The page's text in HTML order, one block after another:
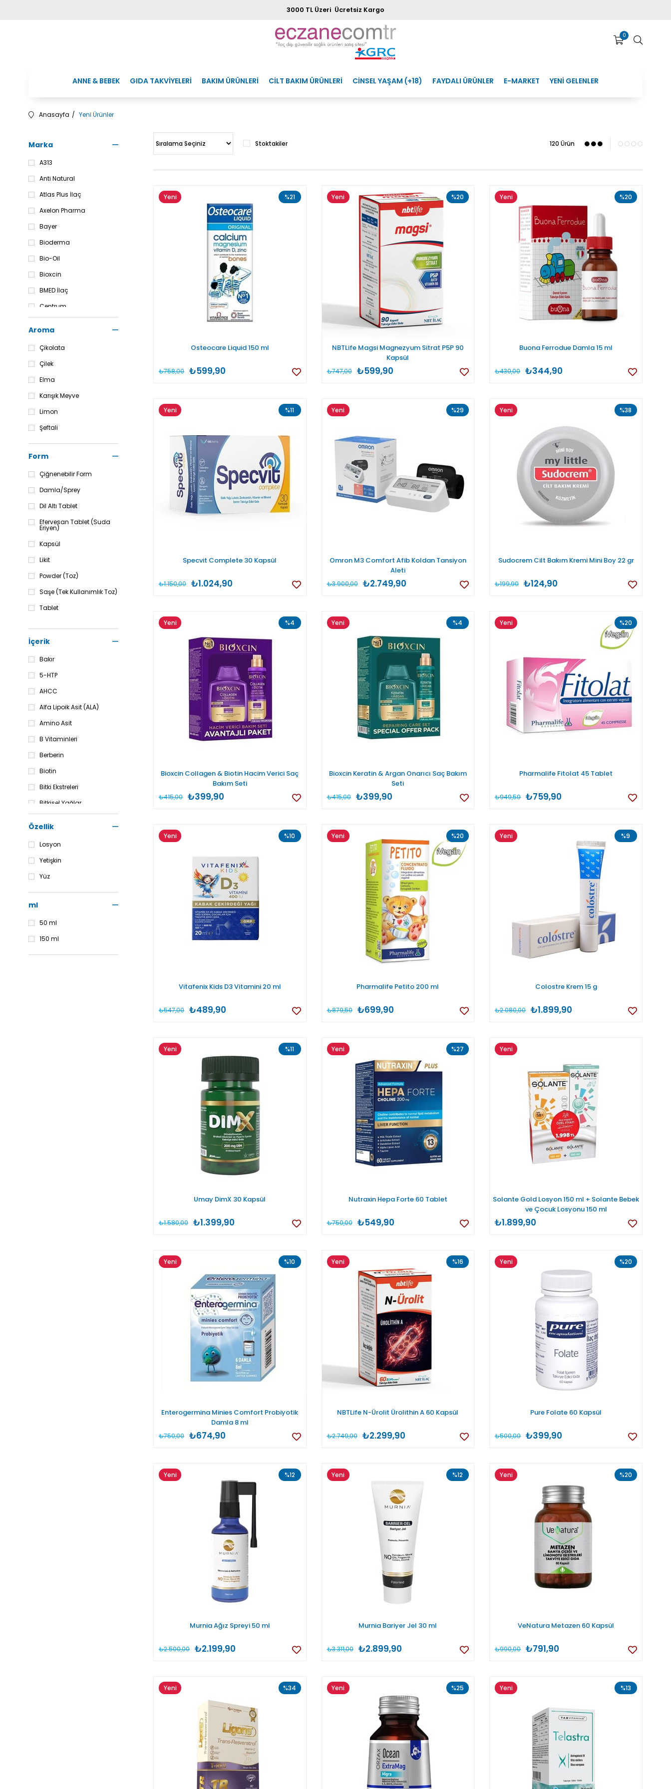
3000 TL Üzeri Ücretsiz Kargo
0
ANNE & BEBEK GIDA TAKVİYELERİ BAKIM ÜRÜNLERİ CİLT BAKIM ÜRÜNLERİ CİNSEL YAŞAM (+18) FAYDALI ÜRÜNLER E-MARKET YENİ GELENLER
Anasayfa Yeni Ürünler
Marka
A313
Anti Natural
Atlas Plus İlaç
Axelon Pharma
Bayer
Bioderma
Bio-Oil
Bioxcin
BMED İlaç
Centrum
Cronos Pharma
Direct Nexus
Aroma
Çikolata
Çilek
Elma
Karışık Meyve
Limon
Şeftali
Form
Çiğnenebilir Form
Damla/Sprey
Dil Altı Tablet
Efervesan Tablet (Suda
Eriyen)
Kapsül
Likit
Powder (Toz)
Saşe (Tek Kullanımlık Toz)
Tablet
İçerik
Bakır
5-HTP
AHCC
Alfa Lipoik Asit (ALA)
Amino Asit
B Vitaminleri
Berberin
Biotin
Bitki Ekstreleri
Bitkisel Yağlar
C Vitamini
Cranberry
Özellik
Losyon
Yetişkin
Yüz
ml
50 ml
150 ml
Stoktakiler 120 Ürün
Osteocare Liquid 150 ml
₺599,90
₺758,00
%21
Yeni
NBTLife Magsi Magnezyum Sitrat P5P 90
Kapsül
₺599,90
₺747,00
%20
Yeni
Buona Ferrodue Damla 15 ml
₺344,90
₺430,00
%20
Yeni
Specvit Complete 30 Kapsül
₺1.024,90
₺1.150,00
%11
Yeni
Omron M3 Comfort Afib Koldan Tansiyon
Aleti
₺2.749,90
₺3.900,00
%29
Yeni
Sudocrem Cilt Bakım Kremi Mini Boy 22 gr
₺124,90
₺199,90
%38
Yeni
Bioxcin Collagen & Biotin Hacim Verici Saç
Bakım Seti
₺399,90
₺415,00
%4
Yeni
Bioxcin Keratin & Argan Onarıcı Saç Bakım
Seti
₺399,90
₺415,00
%4
Yeni
Pharmalife Fitolat 45 Tablet
₺759,90
₺949,50
%20
Yeni
Vitafenix Kids D3 Vitamini 20 ml
₺489,90
₺547,00
%10
Yeni
Pharmalife Petito 200 ml
₺699,90
₺879,50
%20
Yeni
Colostre Krem 15 g
₺1.899,90
₺2.080,00
%9
Yeni
Umay DimX 30 Kapsül
₺1.399,90
₺1.580,00
%11
Yeni
Nutraxin Hepa Forte 60 Tablet
₺549,90
₺750,00
%27
Yeni
Solante Gold Losyon 150 ml + Solante Bebek
ve Çocuk Losyonu 150 ml
₺1.899,90
Yeni
Enterogermina Minies Comfort Probiyotik
Damla 8 ml
₺674,90
₺750,00
%10
Yeni
NBTLife N-Ürolit Ürolithin A 60 Kapsül
₺2.299,90
₺2.749,00
%16
Yeni
Pure Folate 60 Kapsül
₺399,90
₺500,00
%20
Yeni
Murnia Ağız Spreyi 50 ml
₺2.199,90
₺2.500,00
%12
Yeni
Murnia Bariyer Jel 30 ml
₺2.899,90
₺3.311,00
%12
Yeni
VeNatura Metazen 60 Kapsül
₺791,90
₺990,00
%20
Yeni
%34
Yeni
%25
Yeni
%13
Yeni